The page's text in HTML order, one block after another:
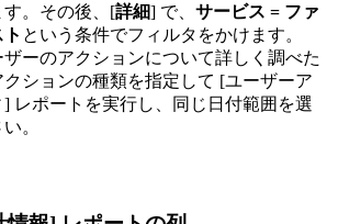
す。その後、[詳細] で、 サービス = ファ
という条件でフィルタをかけます。
ザーのアクションについて詳しく調べた
ションの種類を指定して [ユーザーア
] レポートを実行し、同じ日付範囲を選
。